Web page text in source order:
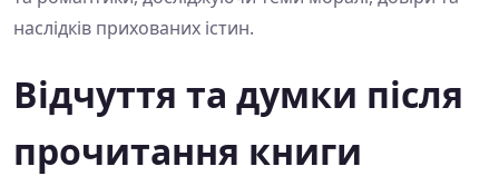
наслідків прихованих істин.
Відчуття та думки після
прочитання книги